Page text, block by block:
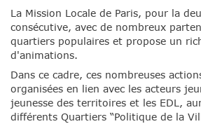
La Mission Locale de Paris, pour la
consécutive, avec de nombreux
quartiers populaires et propose un
d'animations.
Dans ce cadre, ces nombreuses
organisées en lien avec les acteurs
jeunesse des territoires et les EDL,
différents Quartiers “Politique de la